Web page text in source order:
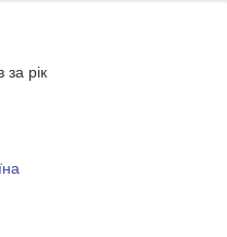
за рік